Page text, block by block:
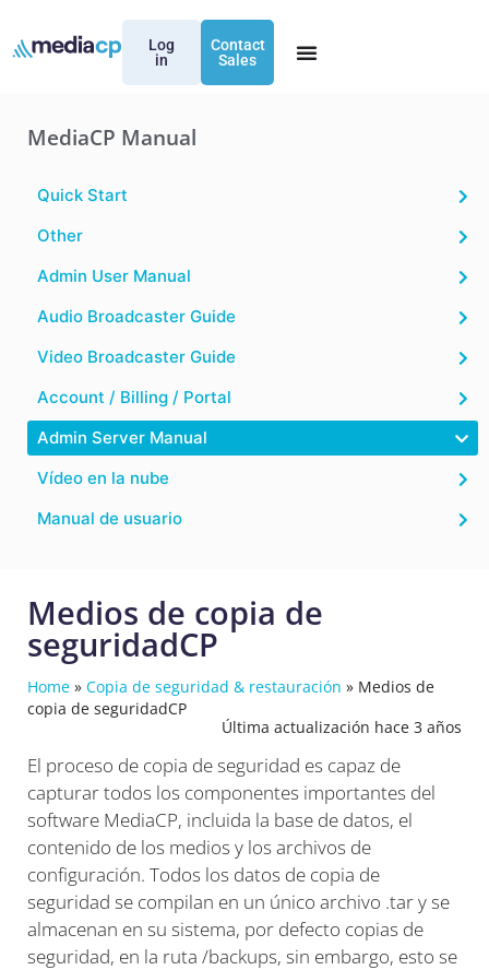
Log
in
Contact
Sales
MediaCP Manual
Quick Start
Other
Admin User Manual
Audio Broadcaster Guide
Video Broadcaster Guide
Account / Billing / Portal
Admin Server Manual
Vídeo en la nube
Manual de usuario
Medios de copia de
seguridadCP
Home » Copia de seguridad & restauración » Medios de
copia de seguridadCP
Última actualización hace 3 años
El proceso de copia de seguridad es capaz de
capturar todos los componentes importantes del
software MediaCP, incluida la base de datos, el
contenido de los medios y los archivos de
configuración. Todos los datos de copia de
seguridad se compilan en un único archivo .tar y se
almacenan en su sistema, por defecto copias de
seguridad, en la ruta /backups, sin embargo, esto se